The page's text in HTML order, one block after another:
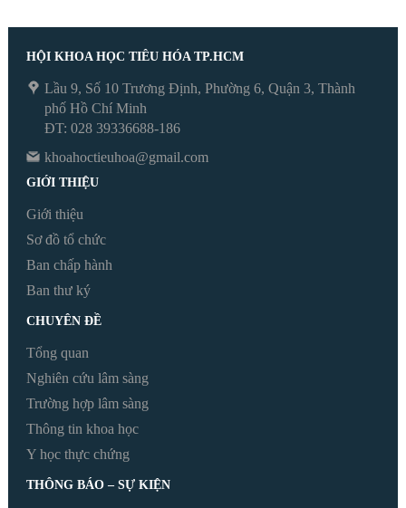
HỘI KHOA HỌC TIÊU HÓA TP.HCM
Lầu 9, Số 10 Trương Định, Phường 6, Quận 3, Thành
phố Hồ Chí Minh
ĐT: 028 39336688-186
khoahoctieuhoa@gmail.com
GIỚI THIỆU
Giới thiệu
Sơ đồ tổ chức
Ban chấp hành
Ban thư ký
CHUYÊN ĐỀ
Tổng quan
Nghiên cứu lâm sàng
Trường hợp lâm sàng
Thông tin khoa học
Y học thực chứng
THÔNG BÁO – SỰ KIỆN